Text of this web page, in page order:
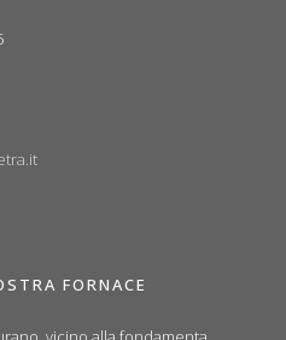
FORNACE